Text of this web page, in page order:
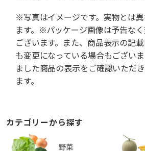
※写真はイメージです。実物とは
ます。※パッケージ画像は予告な
ございます。また、商品表示の記
も変更になっている場合もござい
ました商品の表示をご確認いただ
ます。
カテゴリーから探す